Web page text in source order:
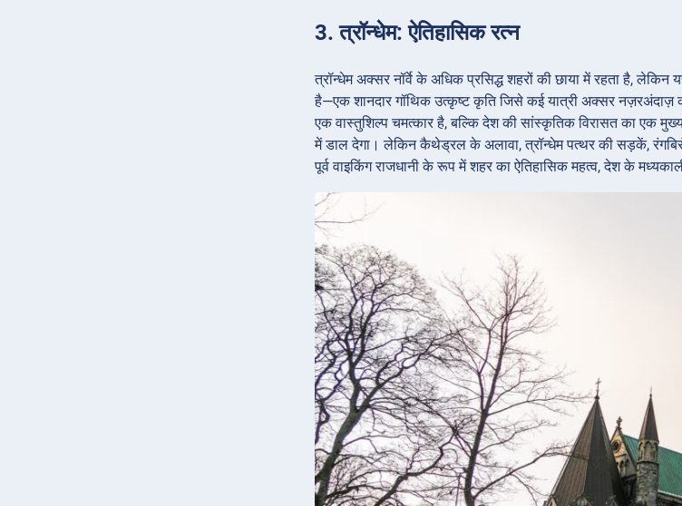
3. त्रॉन्धेम: ऐतिहासिक रत्न
त्रॉन्धेम अक्सर नॉर्वे के अधिक प्रसिद्ध शहरों की छाया में रहता है,
है—एक शानदार गॉथिक उत्कृष्ट कृति जिसे कई यात्री अक्सर नज़रअंदाज़
एक वास्तुशिल्प चमत्कार है, बल्कि देश की सांस्कृतिक विरासत का एक
में डाल देगा। लेकिन कैथेड्रल के अलावा, त्रॉन्धेम पत्थर की सड़कें,
पूर्व वाइकिंग राजधानी के रूप में शहर का ऐतिहासिक महत्व, देश के